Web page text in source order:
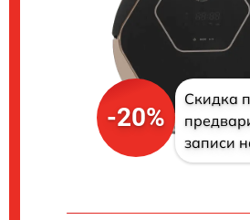
-20%
Скидка
записи